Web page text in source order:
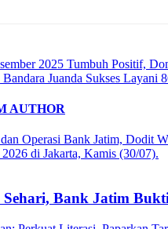
2025 Tumbuh Positif,
Juanda Sukses Layani
AUTHOR
Sehari, Bank Jatim